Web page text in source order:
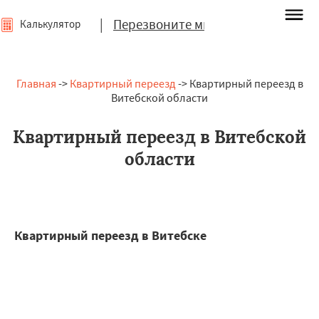
| Перезвоните мне
Калькулятор
Главная -> Квартирный переезд-> Квартирный переезд в
Витебской области
Квартирный переезд в Витебской
области
Квартирный переезд в Витебске